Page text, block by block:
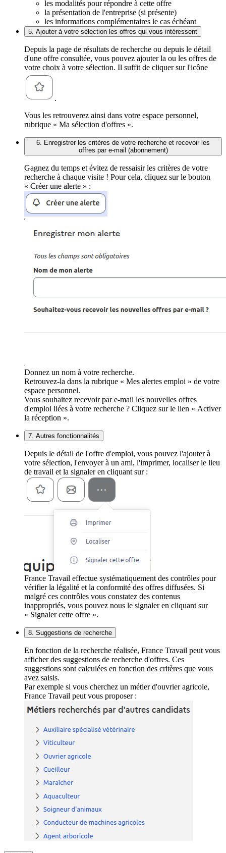
les modalités pour répondre à cette offre
la présentation de l'entreprise (si présente)
les informations complémentaires le cas échéant
5. Ajouter à votre sélection les offres qui vous intéressent
Depuis la page de résultats de recherche ou depuis le détail
d'une offre consultée, vous pouvez ajouter la ou les offres de
votre choix à votre sélection. Il suffit de cliquer sur l'icône
.
Vous les retrouverez ainsi dans votre espace personnel,
rubrique « Ma sélection d'offres ».
6. Enregistrer les critères de votre recherche et recevoir les
offres par e-mail (abonnement)
Gagnez du temps et évitez de ressaisir les critères de votre
recherche à chaque visite ! Pour cela, cliquez sur le bouton
« Créer une alerte » :
Donnez un nom à votre recherche.
Retrouvez-la dans la rubrique « Mes alertes emploi » de votre
espace personnel.
Vous souhaitez recevoir par e-mail les nouvelles offres
d'emploi liées à votre recherche ? Cliquez sur le lien « Activer
la réception ».
7. Autres fonctionnalités
Depuis le détail de l'offre d'emploi, vous pouvez l'ajouter à
votre sélection, l'envoyer à un ami, l'imprimer, localiser le lieu
de travail et la signaler en cliquant sur :
France Travail effectue systématiquement des contrôles pour
vérifier la légalité et la conformité des offres diffusées. Si
malgré ces contrôles vous constatez des contenus
inappropriés, vous pouvez nous le signaler en cliquant sur
« Signaler cette offre ».
8. Suggestions de recherche
En fonction de la recherche réalisée, France Travail peut vous
afficher des suggestions de recherche d'offres. Ces
suggestions sont calculées en fonction des critères que vous
avez saisis.
Par exemple si vous cherchez un métier d'ouvrier agricole,
France Travail peut vous proposer :